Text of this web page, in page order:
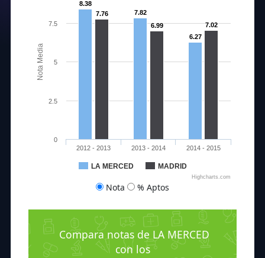
Nota Media
8.38
7.82
6.27
7.76
6.99
7.02
LA MERCED MADRID
2012 - 2013 2013 - 2014 2014 - 2015
0
2.5
5
7.5
Highcharts.com
Nota % Aptos
Compara notas de LA MERCED
con los